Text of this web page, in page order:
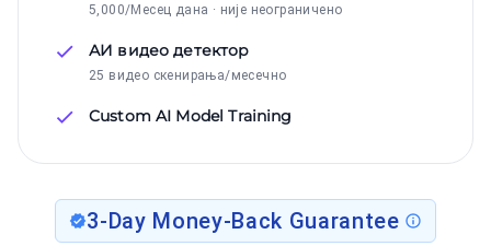
5,000/Месец дана · није неограничено
АИ видео детектор
25 видео скенирања/месечно
Custom AI Model Training
3-Day Money-Back Guarantee